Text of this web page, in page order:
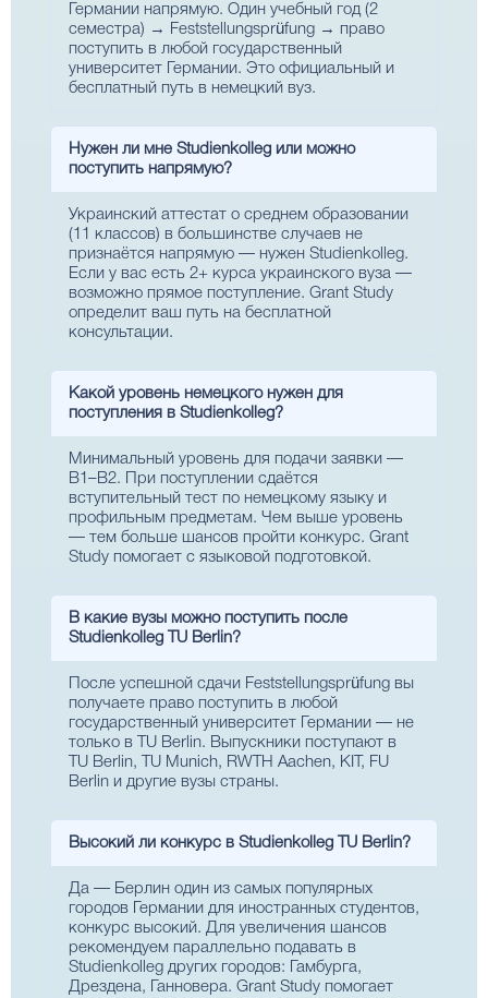
Германии напрямую. Один учебный год (2
семестра) → Feststellungsprüfung → право
поступить в любой государственный
университет Германии. Это официальный и
бесплатный путь в немецкий вуз.
Нужен ли мне Studienkolleg или можно
поступить напрямую?
Украинский аттестат о среднем образовании
(11 классов) в большинстве случаев не
признаётся напрямую — нужен Studienkolleg.
Если у вас есть 2+ курса украинского вуза —
возможно прямое поступление. Grant Study
определит ваш путь на бесплатной
консультации.
Какой уровень немецкого нужен для
поступления в Studienkolleg?
Минимальный уровень для подачи заявки —
B1–B2. При поступлении сдаётся
вступительный тест по немецкому языку и
профильным предметам. Чем выше уровень
— тем больше шансов пройти конкурс. Grant
Study помогает с языковой подготовкой.
В какие вузы можно поступить после
Studienkolleg TU Berlin?
После успешной сдачи Feststellungsprüfung вы
получаете право поступить в любой
государственный университет Германии — не
только в TU Berlin. Выпускники поступают в
TU Berlin, TU Munich, RWTH Aachen, KIT, FU
Berlin и другие вузы страны.
Высокий ли конкурс в Studienkolleg TU Berlin?
Да — Берлин один из самых популярных
городов Германии для иностранных студентов,
конкурс высокий. Для увеличения шансов
рекомендуем параллельно подавать в
Studienkolleg других городов: Гамбурга,
Дрездена, Ганновера. Grant Study помогает